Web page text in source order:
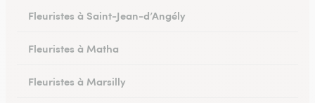
Fleuristes à Saint-Jean-d’Angély
Fleuristes à Matha
Fleuristes à Marsilly